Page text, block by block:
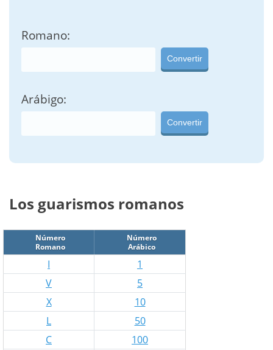
Romano:
Convertir
Arábigo:
Convertir
Los guarismos romanos
Número
Romano
Número
Arábico
I
1
V
5
X
10
L
50
C
100